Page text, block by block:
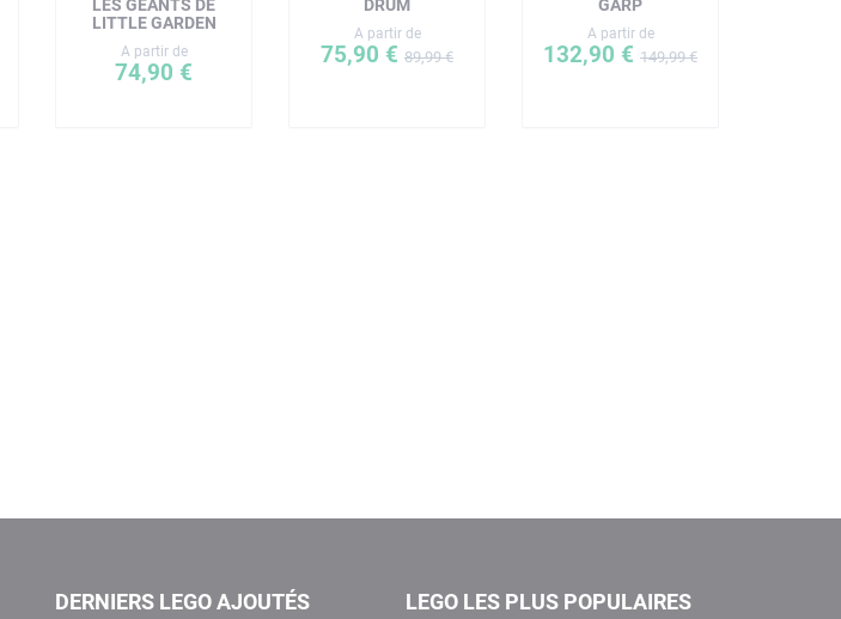
LES GÉANTS DE
LITTLE GARDEN
A partir de
74,90 €
DRUM
A partir de
75,90 € 89,99 €
GARP
A partir de
132,90 € 149,99 €
DERNIERS LEGO AJOUTÉS LEGO LES PLUS POPULAIRES